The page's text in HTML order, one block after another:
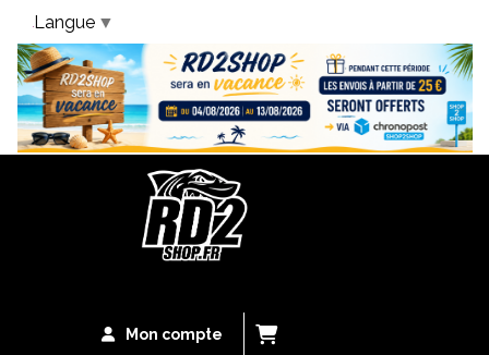
Bandeau Vacances
Mon compte
Langue ▼